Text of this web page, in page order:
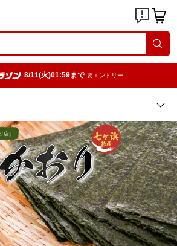
8/11(火)01:59まで 要エントリー